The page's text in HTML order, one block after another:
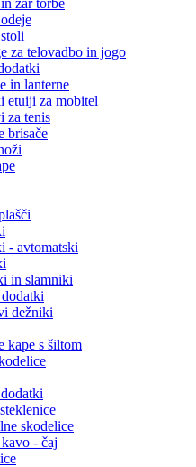
žar torbe
za telovadbo in jogo
in lanterne
etuiji za mobitel
za tenis
brisače
- avtomatski
in slamniki
dežniki
kape s šiltom
skodelice
- čaj